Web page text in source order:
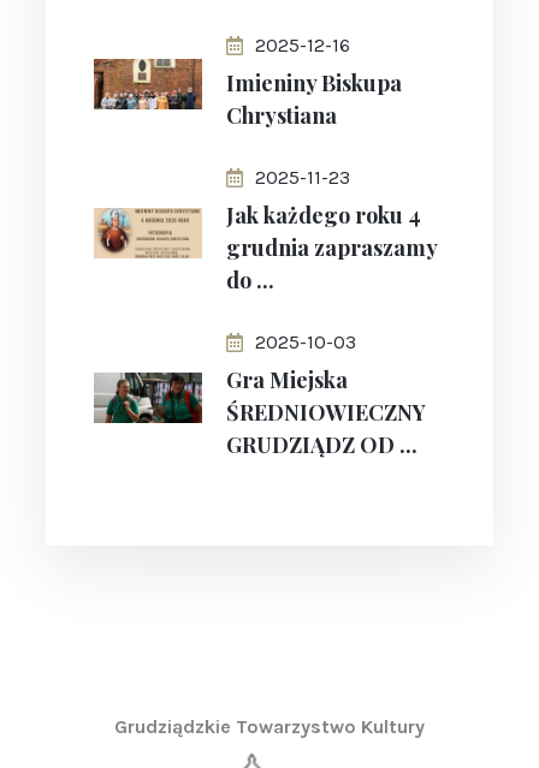
2025-12-16
Imieniny Biskupa
Chrystiana
2025-11-23
Jak każdego roku 4
grudnia zapraszamy
do ...
2025-10-03
Gra Miejska
ŚREDNIOWIECZNY
GRUDZIĄDZ OD ...
Grudziądzkie Towarzystwo Kultury